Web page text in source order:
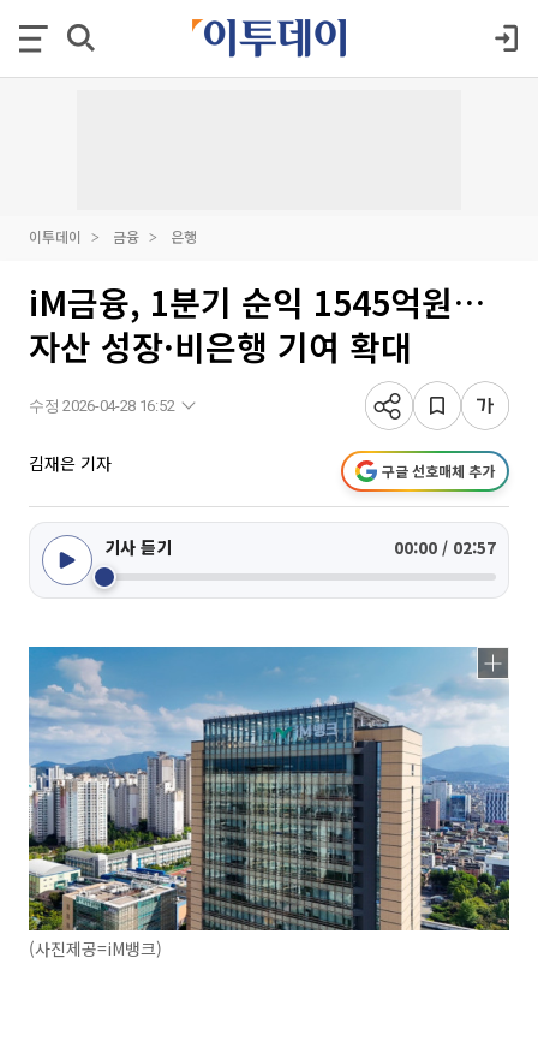
이투데이 금융 은행
iM금융, 1분기 순익 1545억원…
자산 성장·비은행 기여 확대
수정 2026-04-28 16:52
김재은 기자 구글 선호매체 추가
기사 듣기 00:00 / 02:57
(사진제공=iM뱅크)